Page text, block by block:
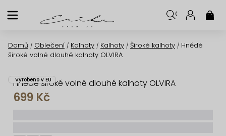
na
Domů / Oblečení / Kalhoty / Kalhoty / Široké kalhoty / Hnědé
široké volné dlouhé kalhoty OLVIRA
Hnědé široké volné dlouhé kalhoty OLVIRA
Vyrobeno v EU
699 Kč